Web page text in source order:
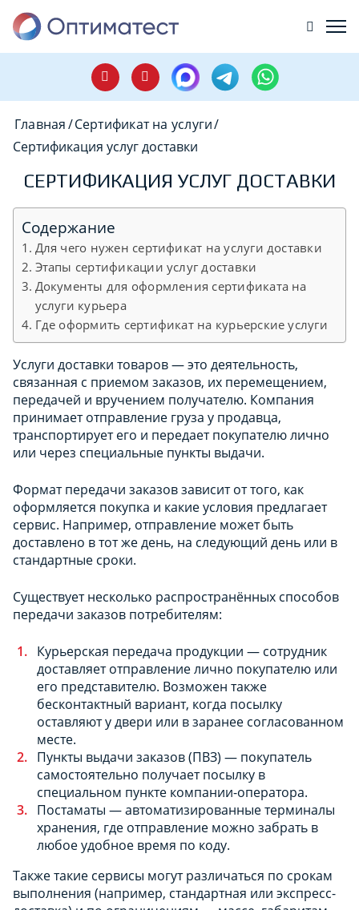
Главная/Сертификат на услуги/
Сертификация услуг доставки
СЕРТИФИКАЦИЯ УСЛУГ ДОСТАВКИ
Содержание
Для чего нужен сертификат на услуги доставки
Этапы сертификации услуг доставки
Документы для оформления сертификата на
услуги курьера
Где оформить сертификат на курьерские услуги
Услуги доставки товаров — это деятельность,
связанная с приемом заказов, их перемещением,
передачей и вручением получателю. Компания
принимает отправление груза у продавца,
транспортирует его и передает покупателю лично
или через специальные пункты выдачи.
Формат передачи заказов зависит от того, как
оформляется покупка и какие условия предлагает
сервис. Например, отправление может быть
доставлено в тот же день, на следующий день или в
стандартные сроки.
Существует несколько распространённых способов
передачи заказов потребителям:
Курьерская передача продукции — сотрудник
доставляет отправление лично покупателю или
его представителю. Возможен также
бесконтактный вариант, когда посылку
оставляют у двери или в заранее согласованном
месте.
Пункты выдачи заказов (ПВЗ) — покупатель
самостоятельно получает посылку в
специальном пункте компании-оператора.
Постаматы — автоматизированные терминалы
хранения, где отправление можно забрать в
любое удобное время по коду.
Также такие сервисы могут различаться по срокам
выполнения (например, стандартная или экспресс-